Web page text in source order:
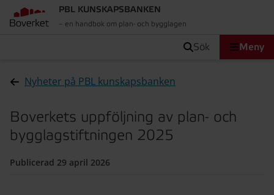
PBL KUNSKAPSBANKEN
– en handbok om plan- och bygglagen
sök Meny
Nyheter på PBL kunskapsbanken
Boverkets uppföljning av plan- och
bygglagstiftningen 2025
Publicerad 29 april 2026